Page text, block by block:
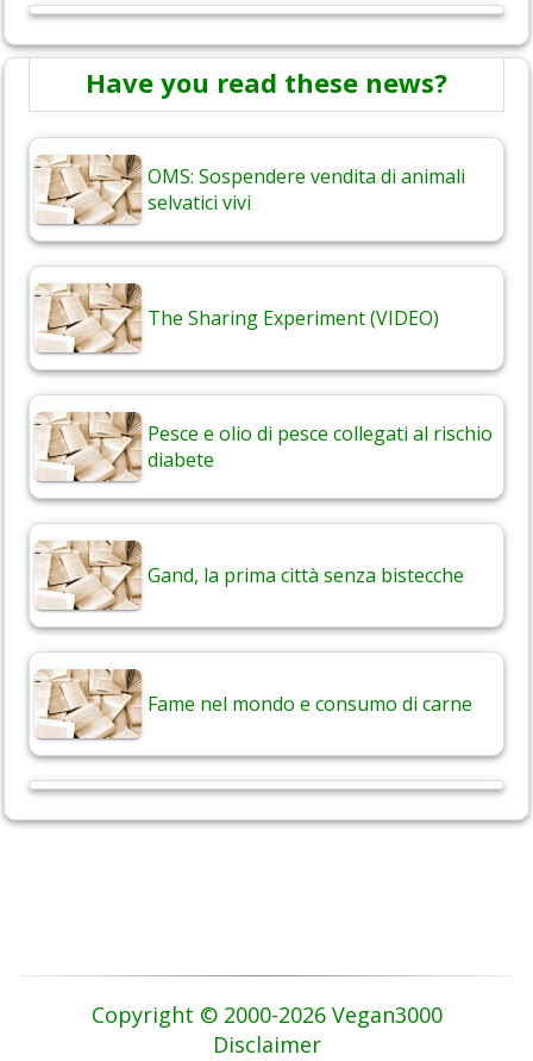
Have you read these news?
OMS: Sospendere vendita di animali
selvatici vivi
The Sharing Experiment (VIDEO)
Pesce e olio di pesce collegati al rischio
diabete
Gand, la prima città senza bistecche
Fame nel mondo e consumo di carne
Copyright © 2000-2026 Vegan3000
Disclaimer